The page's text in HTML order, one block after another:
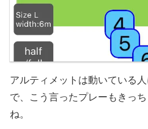
アルティメットは動いている
で、こう言ったプレーもきっ
ね。